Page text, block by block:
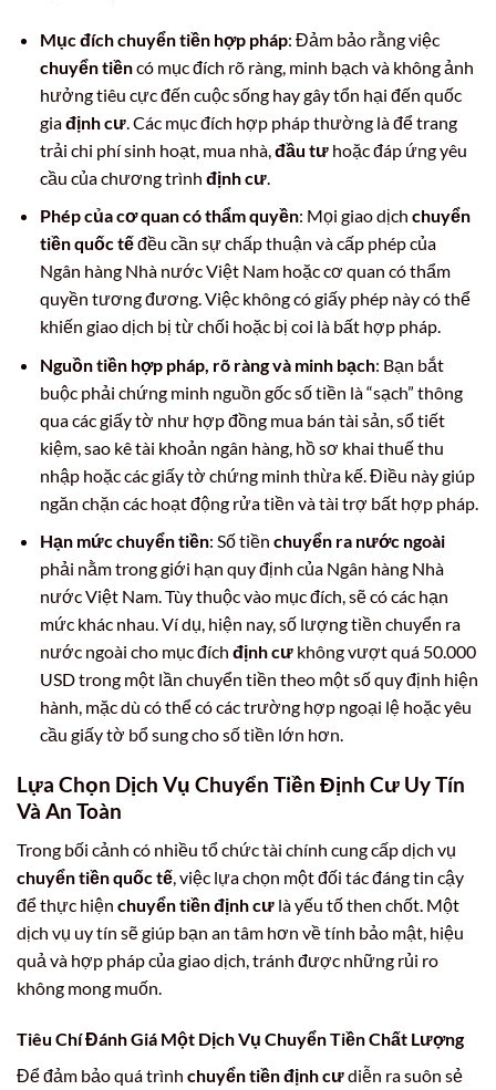
Mục đích chuyển tiền hợp pháp: Đảm bảo rằng việc
chuyển tiềncó mục đích rõ ràng, minh bạch và không ảnh
hưởng tiêu cực đến cuộc sống hay gây tổn hại đến quốc
giađịnh cư. Các mục đích hợp pháp thường là để trang
trải chi phí sinh hoạt, mua nhà, đầu tưhoặc đáp ứng yêu
cầu của chương trình định cư.
Phép của cơ quan có thẩm quyền: Mọi giao dịch chuyển
tiền quốc tếđều cần sự chấp thuận và cấp phép của
Ngân hàng Nhà nước Việt Nam hoặc cơ quan có thẩm
quyền tương đương. Việc không có giấy phép này có thể
khiến giao dịch bị từ chối hoặc bị coi là bất hợp pháp.
Nguồn tiền hợp pháp, rõ ràng và minh bạch: Bạn bắt
buộc phải chứng minh nguồn gốc số tiền là “sạch” thông
qua các giấy tờ như hợp đồng mua bán tài sản, sổ tiết
kiệm, sao kê tài khoản ngân hàng, hồ sơ khai thuế thu
nhập hoặc các giấy tờ chứng minh thừa kế. Điều này giúp
ngăn chặn các hoạt động rửa tiền và tài trợ bất hợp pháp.
Hạn mức chuyển tiền: Số tiền chuyển ra nước ngoài
phải nằm trong giới hạn quy định của Ngân hàng Nhà
nước Việt Nam. Tùy thuộc vào mục đích, sẽ có các hạn
mức khác nhau. Ví dụ, hiện nay, số lượng tiền chuyển ra
nước ngoài cho mục đích định cưkhông vượt quá 50.000
USD trong một lần chuyển tiền theo một số quy định hiện
hành, mặc dù có thể có các trường hợp ngoại lệ hoặc yêu
cầu giấy tờ bổ sung cho số tiền lớn hơn.
Lựa Chọn Dịch Vụ Chuyển Tiền Định Cư Uy Tín
Và An Toàn
Trong bối cảnh có nhiều tổ chức tài chính cung cấp dịch vụ
chuyển tiền quốc tế, việc lựa chọn một đối tác đáng tin cậy
để thực hiện chuyển tiền định cư là yếu tố then chốt. Một
dịch vụ uy tín sẽ giúp bạn an tâm hơn về tính bảo mật, hiệu
quả và hợp pháp của giao dịch, tránh được những rủi ro
không mong muốn.
Tiêu Chí Đánh Giá Một Dịch Vụ Chuyển Tiền Chất Lượng
Để đảm bảo quá trình chuyển tiền định cưdiễn ra suôn sẻ